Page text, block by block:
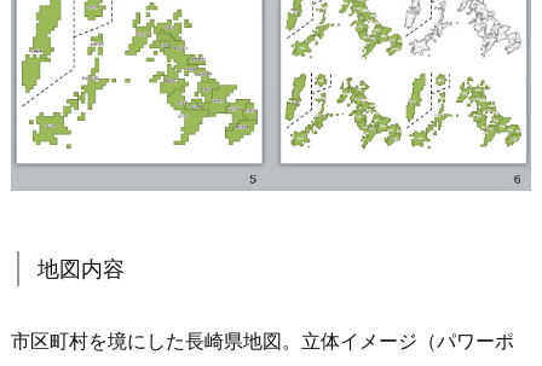
地図内容
市区町村を境にした長崎県地図。立体イメージ（パワーポ